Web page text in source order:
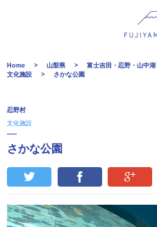
Home 山梨県 富士吉田・忍野・山中湖
文化施設
さかな公園
忍野村
文化施設
さかな公園